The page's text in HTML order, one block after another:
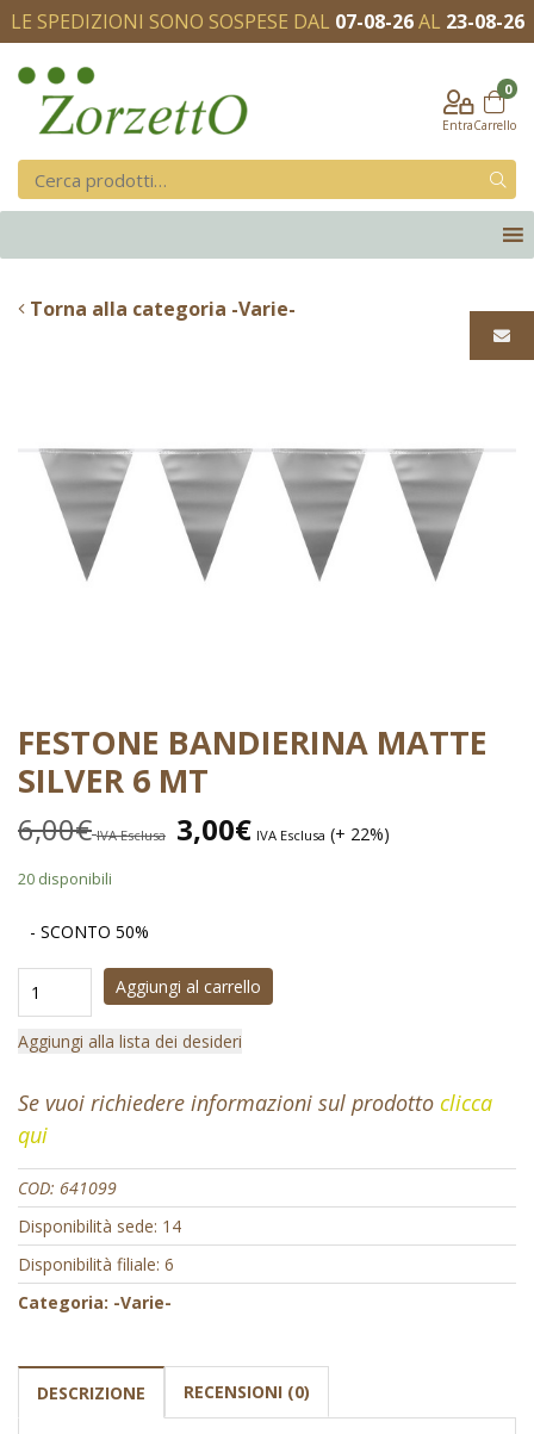
LE SPEDIZIONI SONO SOSPESE DAL 07-08-26AL 23-08-26
Entra
0
Carrello
Torna alla categoria -Varie-
FESTONE BANDIERINA MATTE
SILVER 6 MT
6,00€ IVA Esclusa 3,00€ IVA Esclusa (+ 22%)
20 disponibili
- SCONTO 50%
Aggiungi al carrello
Aggiungi alla lista dei desideri
Se vuoi richiedere informazioni sul prodotto clicca
qui
COD: 641099
Disponibilità sede: 14
Disponibilità filiale: 6
Categoria: -Varie-
DESCRIZIONE RECENSIONI (0)